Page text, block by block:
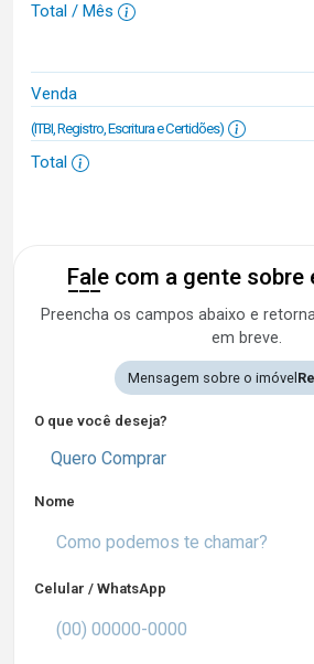
Total / Mês
Venda
(ITBI, Registro, Escritura e Certidões)
Total
Fale com a gente sobre
Preencha os campos abaixo e
em breve.
Mensagem sobre o imóvel
O que você deseja?
Quero Comprar
Nome
Celular / WhatsApp